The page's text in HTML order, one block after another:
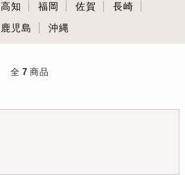
高知 福岡 佐賀
長崎
鹿児島 沖縄
全 7 商品